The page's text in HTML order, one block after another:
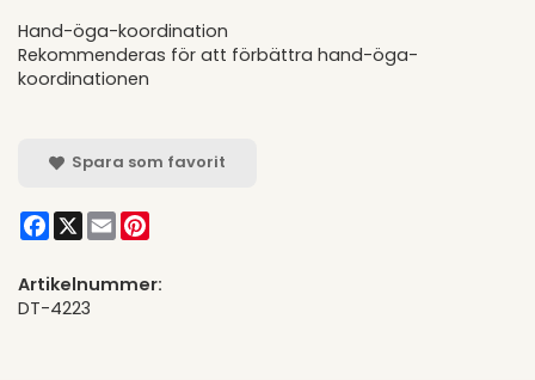
Hand-öga-koordination
Rekommenderas för att förbättra hand-öga-
koordinationen
Spara som favorit
Facebook
X Email
Artikelnummer:
DT-4223